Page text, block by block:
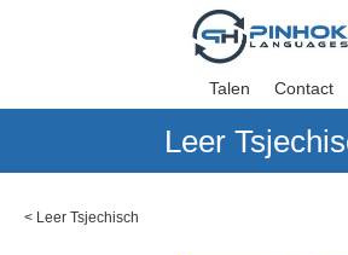
Talen Contact
Leer
< Leer Tsjechisch